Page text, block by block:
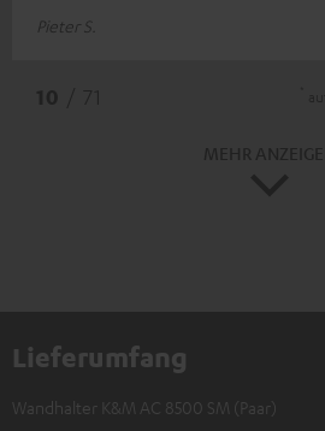
Pieter S.
Lieferumfang
Wandhalter K&M AC 8500 SM (Paar)